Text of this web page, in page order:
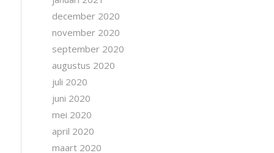
december 2020
november 2020
september 2020
augustus 2020
juli 2020
juni 2020
mei 2020
april 2020
maart 2020